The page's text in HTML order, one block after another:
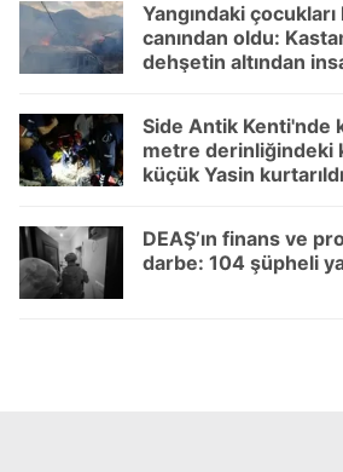
Yangındaki
canından oldu:
dehşetin altından
Side Antik Kenti'nde
metre derinliğindeki
küçük Yasin
DEAŞ’ın finans ve
darbe: 104 şüpheli